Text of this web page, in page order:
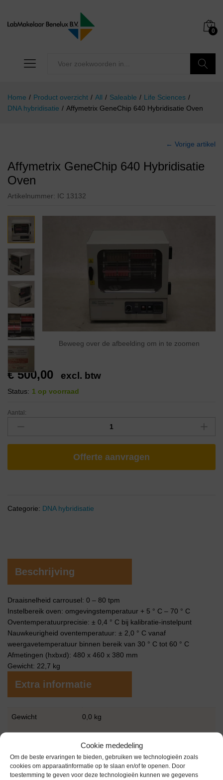
Cookie mededeling
Om de beste ervaringen te bieden, gebruiken we technologieën zoals
cookies om apparaatinformatie op te slaan en/of te openen. Door
toestemming te geven voor deze technologieën kunnen we gegevens
0
Home / Product overzicht / All / Saleable / Life Sciences /
DNA hybridisatie / Affymetrix GeneChip 640 Hybridisatie Oven
← Vorige artikel
Affymetrix GeneChip 640 Hybridisatie
Oven
Artikelnummer: IC 13132
Beweeg over de afbeelding om in te zoomen
€500,00 excl. btw
Status: 1 op voorraad
Aantal:
Offerte aanvragen
Categorie: DNA hybridisatie
Beschrijving
Draaisnelheid carrousel: 0 – 80 tpm
Instelbereik oven: omgevingstemperatuur + 5 ° C – 70 ° C
Oventemperatuurprecisie: ± 0,4 ° C bij kalibratie-instelpunt
Nauwkeurigheid oventemperatuur: ± 2,0 ° C vanaf
weergavetemperatuur binnen bereik van 30 ° C tot 60 ° C
Afmetingen (hxbxd): 480 x 460 x 380 mm
Gewicht: 22,7 kg
Extra informatie
Gewicht 0,0 kg
Garantie 6 maanden
Conditie Gebruikt in goede conditie